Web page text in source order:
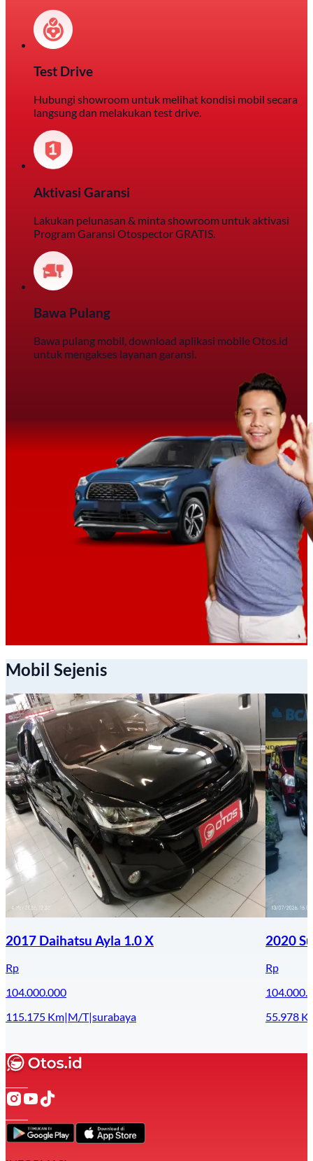
Test Drive
Hubungi showroom untuk melihat kondisi mobil secara
langsung dan melakukan test drive.
Aktivasi Garansi
Lakukan pelunasan & minta showroom untuk aktivasi
Program Garansi Otospector GRATIS.
Bawa Pulang
Bawa pulang mobil, download aplikasi mobile Otos.id
untuk mengakses layanan garansi.
Mobil Sejenis
2017 Daihatsu Ayla 1.0 X
Rp
104.000.000
115.175 Km|M/T|surabaya
2020
Rp
55.978